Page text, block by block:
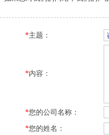
*主题：
*内容：
*您的公司名称：
*您的姓名：